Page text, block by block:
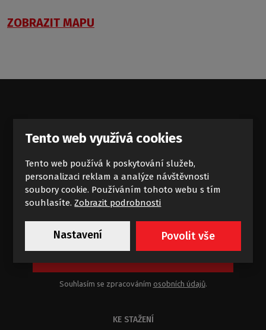
ZOBRAZIT MAPU
Standardní příliv koupelnových
zajímavostí
Novinky a akce na e-mail
Souhlasím se zpracováním osobních údajů.
KE STAŽENÍ
Tento web využívá cookies
Tento web používá k poskytování služeb,
personalizaci reklam a analýze návštěvnosti
soubory cookie. Používáním tohoto webu s tím
souhlasíte.Zobrazit podrobnosti
Nastavení Povolit vše